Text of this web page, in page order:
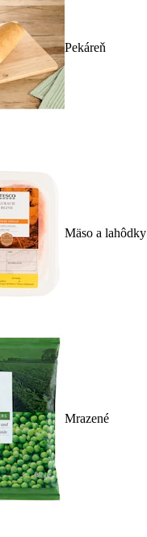
Pekáreň
Mäso a lahôdky
Mrazené